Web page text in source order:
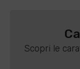
Scopri le